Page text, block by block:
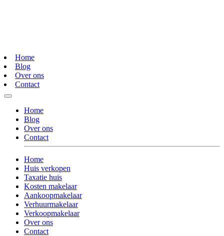
Home
Blog
Over ons
Contact
Home
Blog
Over ons
Contact
Home
Huis verkopen
Taxatie huis
Kosten makelaar
Aankoopmakelaar
Verhuurmakelaar
Verkoopmakelaar
Over ons
Contact